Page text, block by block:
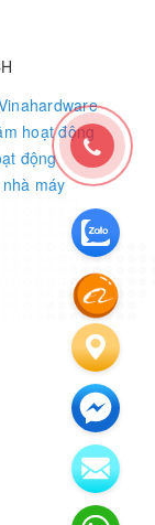
chống mài mòn
định, chắc chắn
kích thước một
điểm nhấn tinh tế
thước để phù hợp
hoạt động
động
máy